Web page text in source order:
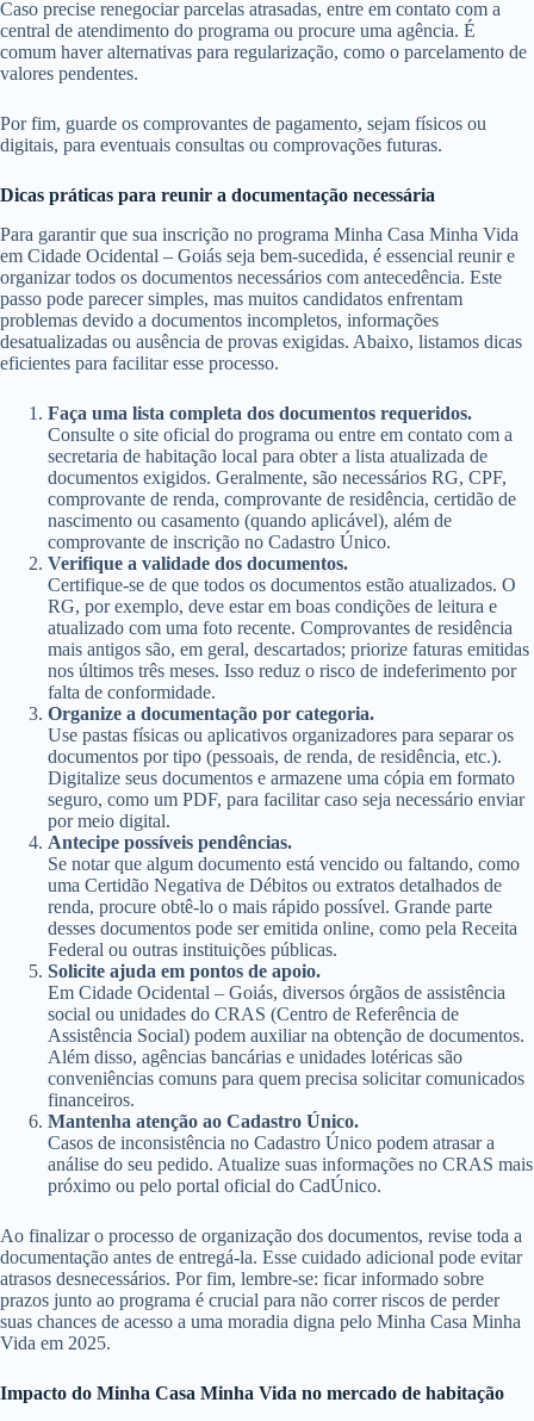
Caso precise renegociar parcelas atrasadas, entre em contato com a
central de atendimento do programa ou procure uma agência. É
comum haver alternativas para regularização, como o parcelamento de
valores pendentes.
Por fim, guarde os comprovantes de pagamento, sejam físicos ou
digitais, para eventuais consultas ou comprovações futuras.
Dicas práticas para reunir a documentação necessária
Para garantir que sua inscrição no programa Minha Casa Minha Vida
em Cidade Ocidental – Goiás seja bem-sucedida, é essencial reunir e
organizar todos os documentos necessários com antecedência. Este
passo pode parecer simples, mas muitos candidatos enfrentam
problemas devido a documentos incompletos, informações
desatualizadas ou ausência de provas exigidas. Abaixo, listamos dicas
eficientes para facilitar esse processo.
Faça uma lista completa dos documentos requeridos.
Consulte o site oficial do programa ou entre em contato com a
secretaria de habitação local para obter a lista atualizada de
documentos exigidos. Geralmente, são necessários RG, CPF,
comprovante de renda, comprovante de residência, certidão de
nascimento ou casamento (quando aplicável), além de
comprovante de inscrição no Cadastro Único.
Verifique a validade dos documentos.
Certifique-se de que todos os documentos estão atualizados. O
RG, por exemplo, deve estar em boas condições de leitura e
atualizado com uma foto recente. Comprovantes de residência
mais antigos são, em geral, descartados; priorize faturas emitidas
nos últimos três meses. Isso reduz o risco de indeferimento por
falta de conformidade.
Organize a documentação por categoria.
Use pastas físicas ou aplicativos organizadores para separar os
documentos por tipo (pessoais, de renda, de residência, etc.).
Digitalize seus documentos e armazene uma cópia em formato
seguro, como um PDF, para facilitar caso seja necessário enviar
por meio digital.
Antecipe possíveis pendências.
Se notar que algum documento está vencido ou faltando, como
uma Certidão Negativa de Débitos ou extratos detalhados de
renda, procure obtê-lo o mais rápido possível. Grande parte
desses documentos pode ser emitida online, como pela Receita
Federal ou outras instituições públicas.
Solicite ajuda em pontos de apoio.
Em Cidade Ocidental – Goiás, diversos órgãos de assistência
social ou unidades do CRAS (Centro de Referência de
Assistência Social) podem auxiliar na obtenção de documentos.
Além disso, agências bancárias e unidades lotéricas são
conveniências comuns para quem precisa solicitar comunicados
financeiros.
Mantenha atenção ao Cadastro Único.
Casos de inconsistência no Cadastro Único podem atrasar a
análise do seu pedido. Atualize suas informações no CRAS mais
próximo ou pelo portal oficial do CadÚnico.
Ao finalizar o processo de organização dos documentos, revise toda a
documentação antes de entregá-la. Esse cuidado adicional pode evitar
atrasos desnecessários. Por fim, lembre-se: ficar informado sobre
prazos junto ao programa é crucial para não correr riscos de perder
suas chances de acesso a uma moradia digna pelo Minha Casa Minha
Vida em 2025.
Impacto do Minha Casa Minha Vida no mercado de habitação